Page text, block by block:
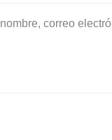
correo